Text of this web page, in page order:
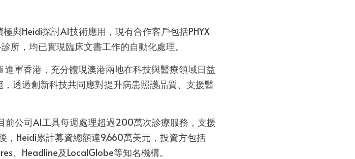
與Heidi探討AI技術應用，現有合作客戶包括PHYX
所，均已實現臨床文書工作的自動化處理。
軍香港，充分體現澳港兩地在科技與醫療領域日益
透過創新科技共同應對提升病患照護品質、支援醫
前公司AI工具每週處理超過200萬次診療服務，支援
，Heidi累計募資總額達9,660萬美元，投資方包括
、Headline及LocalGlobe等知名機構。